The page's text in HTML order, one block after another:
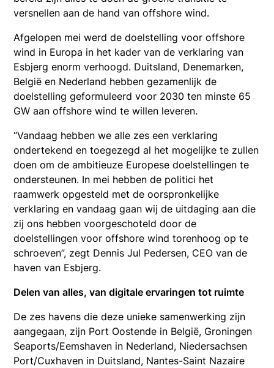
versnellen aan de hand van offshore wind.
Afgelopen mei werd de doelstelling voor offshore
wind in Europa in het kader van de verklaring van
Esbjerg enorm verhoogd. Duitsland, Denemarken,
België en Nederland hebben gezamenlijk de
doelstelling geformuleerd voor 2030 ten minste 65
GW aan offshore wind te willen leveren.
“Vandaag hebben we alle zes een verklaring
ondertekend en toegezegd al het mogelijke te zullen
doen om de ambitieuze Europese doelstellingen te
ondersteunen. In mei hebben de politici het
raamwerk opgesteld met de oorspronkelijke
verklaring en vandaag gaan wij de uitdaging aan die
zij ons hebben voorgeschoteld door de
doelstellingen voor offshore wind torenhoog op te
schroeven”, zegt Dennis Jul Pedersen, CEO van de
haven van Esbjerg.
Delen van alles, van digitale ervaringen tot ruimte
De zes havens die deze unieke samenwerking zijn
aangegaan, zijn Port Oostende in België, Groningen
Seaports/Eemshaven in Nederland, Niedersachsen
Port/Cuxhaven in Duitsland, Nantes-Saint Nazaire